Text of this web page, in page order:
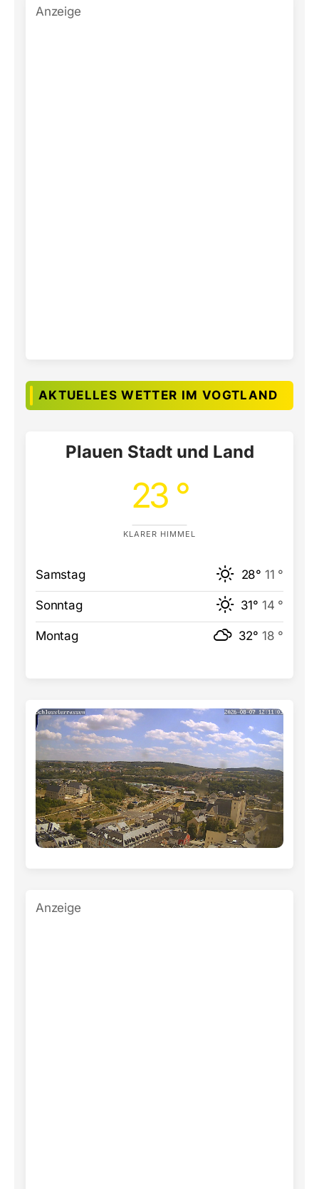
Anzeige
AKTUELLES WETTER IM VOGTLAND
Plauen Stadt und Land
23 °
KLARER HIMMEL
Samstag 28° 11 °
Sonntag 31° 14 °
Montag 32° 18 °
Anzeige